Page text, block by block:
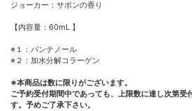
ジョーカー：サボンの香り
【内容量：60mL 】
※１：パンテノール
※２：加水分解コラーゲン
※本商品は数に限りがございます。
ご予約受付期間中であっても、上限数に達し次第受
す。予めご了承下さい。